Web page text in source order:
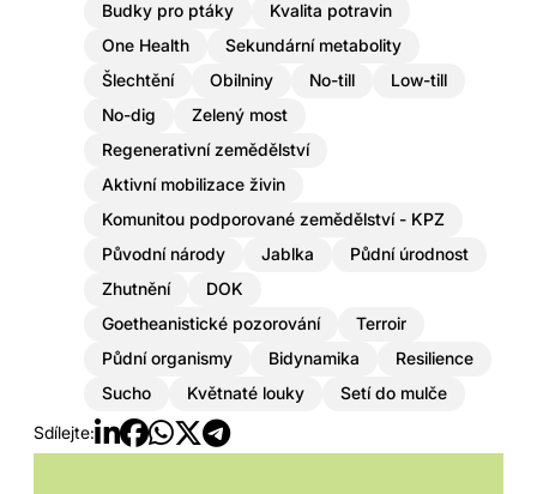
Budky pro ptáky
Kvalita potravin
One Health
Sekundární metabolity
Šlechtění
Obilniny No-till
Low-till
No-dig
Zelený most
Regenerativní zemědělství
Aktivní mobilizace živin
Komunitou podporované zemědělství - KPZ
Původní národy
Jablka
Půdní úrodnost
Zhutnění
DOK
Goetheanistické pozorování
Terroir
Půdní organismy
Bidynamika
Resilience
Sucho
Květnaté louky Setí do mulče
Sdílejte: